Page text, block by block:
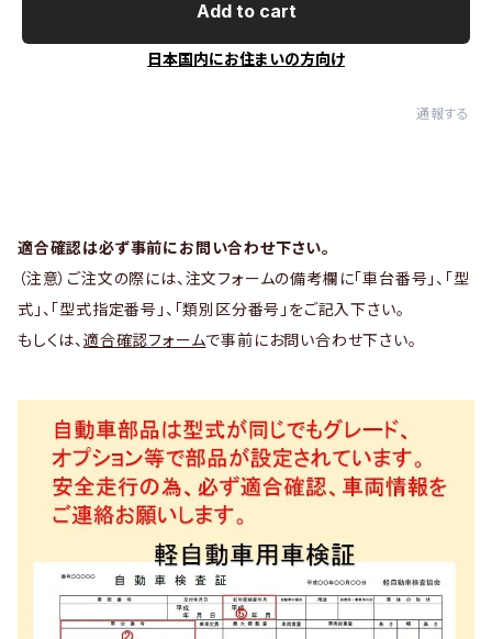
Add to cart
日本国内にお住まいの方向け
通報する
適合確認は必ず事前にお問い合わせ下さい。
（注意）ご注文の際には、注文フォームの備考欄に「車台番号」、「型
式」、「型式指定番号」、「類別区分番号」をご記入下さい。
もしくは、 適合確認フォームで事前にお問い合わせ下さい。